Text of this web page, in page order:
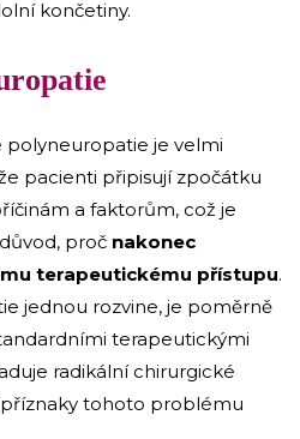
končetiny.
polyneuropatie je velmi
pacienti připisují zpočátku
a faktorům, což je
proč nakonec
terapeutickému přístupu.
jednou rozvine, je poměrně
terapeutickými
radikální chirurgické
příznaky tohoto problému